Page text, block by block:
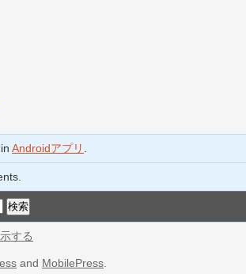
Androidアプリ
する
and MobilePress